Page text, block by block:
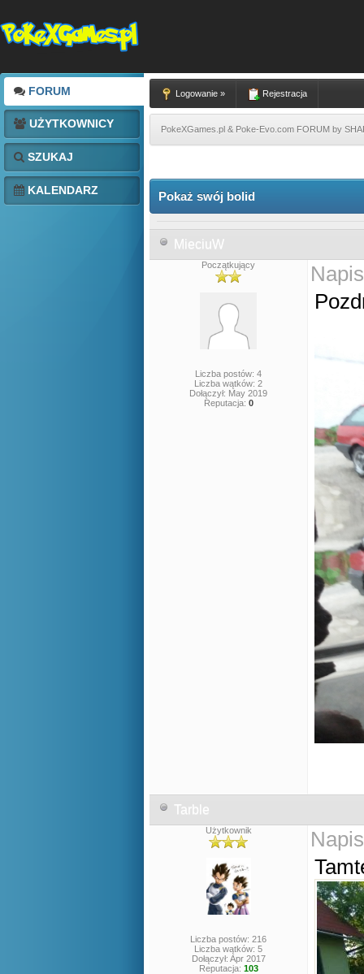
FORUM
UŻYTKOWNICY
SZUKAJ
KALENDARZ
Logowanie » Rejestracja
PokeXGames.pl & Poke-Evo.com FORUM by
Pokaż swój bolid
MieciuW
Początkujący
Liczba postów: 4
Liczba wątków: 2
Dołączył: May 2019
Reputacja: 0
Tarble
Użytkownik
Liczba postów: 216
Liczba wątków: 5
Dołączył: Apr 2017
Reputacja: 103